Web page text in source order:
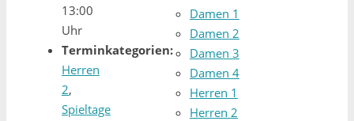
13:00
Uhr
Terminkategorien:
Herren
2,
Spieltage
Damen 1
Damen 2
Damen 3
Damen 4
Herren 1
Herren 2